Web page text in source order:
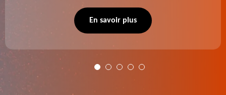
de dessouchage et autre. Devis offert.
En savoir plus